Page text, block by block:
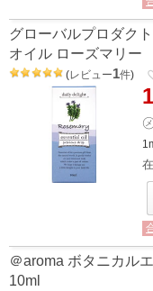
グローバルプロダク
オイル ローズマリー
(レビュー1件)
＠aroma ボタニカル
10ml